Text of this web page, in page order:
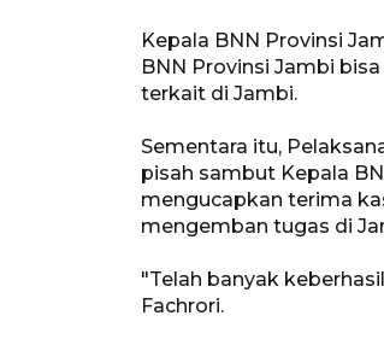
Kepala BNN Provinsi
BNN Provinsi Jambi
terkait di Jambi.
Sementara itu,
pisah sambut Kepala
mengucapkan terima
mengemban tugas di
"Telah banyak
Fachrori.